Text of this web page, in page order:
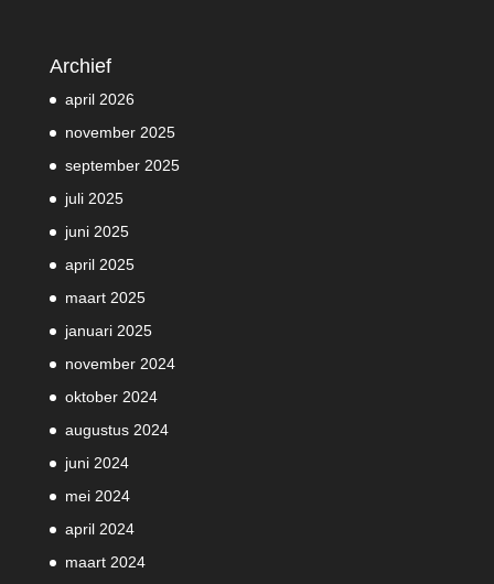
Archief
april 2026
november 2025
september 2025
juli 2025
juni 2025
april 2025
maart 2025
januari 2025
november 2024
oktober 2024
augustus 2024
juni 2024
mei 2024
april 2024
maart 2024